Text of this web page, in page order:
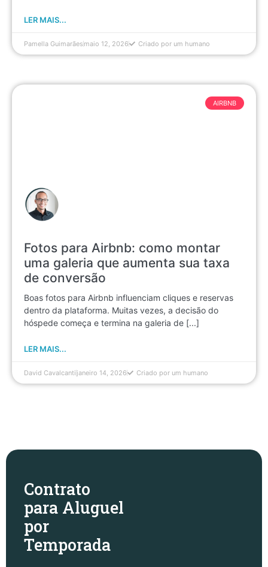
LER MAIS...
Pamella Guimarães maio 12, 2026 Criado por um humano
Fotos para Airbnb: como montar
uma galeria que aumenta sua taxa
de conversão
Boas fotos para Airbnb influenciam cliques e reservas
dentro da plataforma. Muitas vezes, a decisão do
hóspede começa e termina na galeria de [...]
LER MAIS...
AIRBNB
David Cavalcanti janeiro 14, 2026 Criado por um humano
Contrato
para Aluguel
por
Temporada